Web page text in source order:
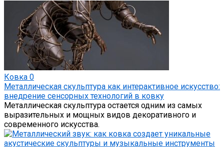
Ковка 0
Металлическая скульптура как интерактивное искусство:
внедрение сенсорных технологий в ковку
Металлическая скульптура остается одним из самых
выразительных и мощных видов декоративного и
современного искусства.